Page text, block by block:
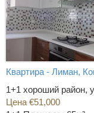
Квартира - Лиман,
1+1 хороший район,
Цена €51,000